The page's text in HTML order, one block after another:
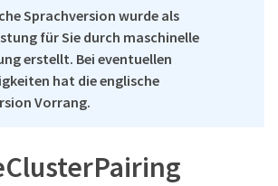
Sprachversion wurde als
für Sie durch maschinelle
erstellt. Bei eventuellen
hat die englische
Vorrang.